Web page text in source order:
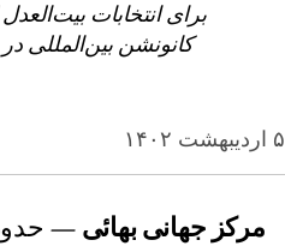
برای انتخابات
کانونشن بین‌المللی
۵ اردیبهشت ۱۴۰۲
مرکز جهانی بهائی